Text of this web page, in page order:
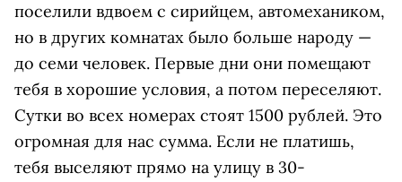
поселили вдвоем с сирийцем, автомехаником,
но в других комнатах было больше народу —
до семи человек. Первые дни они помещают
тебя в хорошие условия, а потом переселяют.
Сутки во всех номерах стоят 1500 рублей. Это
огромная для нас сумма. Если не платишь,
тебя выселяют прямо на улицу в 30-